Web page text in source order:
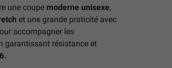
une coupe moderne unisexe,
et une grande praticité avec
accompagner les
garantissant résistance et